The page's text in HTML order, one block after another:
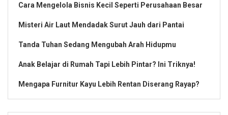
Cara Mengelola Bisnis Kecil Seperti Perusahaan Besar
Misteri Air Laut Mendadak Surut Jauh dari Pantai
Tanda Tuhan Sedang Mengubah Arah Hidupmu
Anak Belajar di Rumah Tapi Lebih Pintar? Ini Triknya!
Mengapa Furnitur Kayu Lebih Rentan Diserang Rayap?